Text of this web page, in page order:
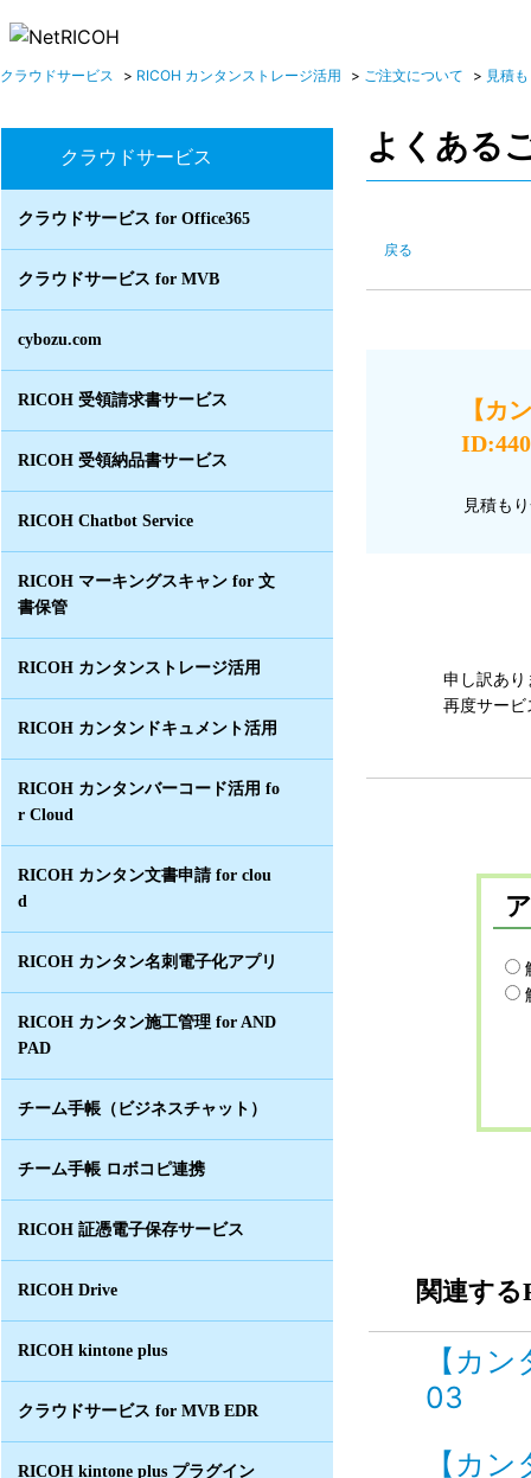
クラウドサービス > RICOH カンタンストレージ活用 > ご注文について > 見積
クラウドサービス
クラウドサービス for Office365
クラウドサービス for MVB
cybozu.com
RICOH 受領請求書サービス
RICOH 受領納品書サービス
RICOH Chatbot Service
RICOH マーキングスキャン for 文
書保管
RICOH カンタンストレージ活用
RICOH カンタンドキュメント活用
RICOH カンタンバーコード活用 fo
r Cloud
RICOH カンタン文書申請 for clou
d
RICOH カンタン名刺電子化アプリ
RICOH カンタン施工管理 for AND
PAD
チーム手帳（ビジネスチャット）
チーム手帳 ロボコピ連携
RICOH 証憑電子保存サービス
RICOH Drive
RICOH kintone plus
クラウドサービス for MVB EDR
RICOH kintone plus プラグイン
よくある
戻る
【カ
見積も
申し訳あ
再度サー
関連する
【カ
03
【カ